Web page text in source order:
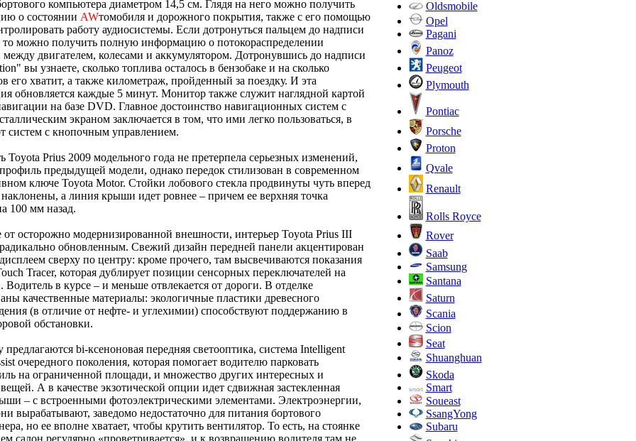
компьютера диаметром 14,5 см. Глядя на него можно получить
о состоянии AWтомобиля и дорожного покрытия, также с его помощью
работу аудиосистемы. Если дотронуться пальцем до надписи
можно получить полную информацию о потокораспределении
двигателем, колесами и аккумулятором. Дотронувшись до надписи
вы узнаете, сколько топлива осталось в бензобаке и на сколько
его хватит, а также километраж, пройденный за поездку. И эта
обновляется каждые 5 минут. Монитор также служит наглядной картой
на базе DVD. Главное достоинство навигационных систем с
экраном заключается в том, что ими легко пользоваться, в
систем с кнопочным управлением.
Toyota Prius 2009 модельного года не претерпела серьезных изменений,
предыдущей модели, однако передок стилизован в современном
ключе Toyota Motor. Стойки лобового стекла продвинуты чуть вперед
а линия крыши идет ровнее – причем ее верхняя точка
100 мм назад.
осторожно модернизированной внешности, интерьер Toyota Prius III
обновленным. Свежий дизайн передней панели акцентирован
сверху по центру: кроме прочего, там высвечиваются показания
Tracer, которая дублирует позиции сенсорных переключателей на
Водитель в курсе – и меньше отвлекается от дороги. В отделке
качественные материалы: экологичные пластики древесного
(в отличие от нефте- и углехимии) способствуют поддержанию в
обстановки.
предлагаются bi-ксеноновая передняя светооптика, система Intelligent
очередного поколения, которая помогает водителю парковать
на ограниченной площади, и множество других интересных и
А в качестве экзотической опции идет сдвижная застекленная
– с встроенными фотоэлектрическими элементами. Электроэнергии,
вырабатывают, заведомо недостаточно для питания бортового
но ее вполне хватает, чтобы крутить вентилятор. То есть, на стоянке
салон регулярно «проветривается», и к возвращению водителя там не
Oldsmobile
Opel
Pagani
Panoz
Peugeot
Plymouth
Pontiac
Porsche
Proton
Qvale
Renault
Rolls Royce
Rover
Saab
Samsung
Santana
Saturn
Scania
Scion
Seat
Shuanghuan
Skoda
Smart
Soueast
SsangYong
Subaru